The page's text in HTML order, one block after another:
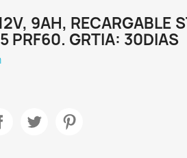
9AH, RECARGABLE
PRF60. GRTIA: 30DIAS